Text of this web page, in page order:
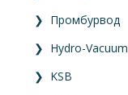
❯ Промбурвод
❯ Hydro-Vacuum
❯ KSB